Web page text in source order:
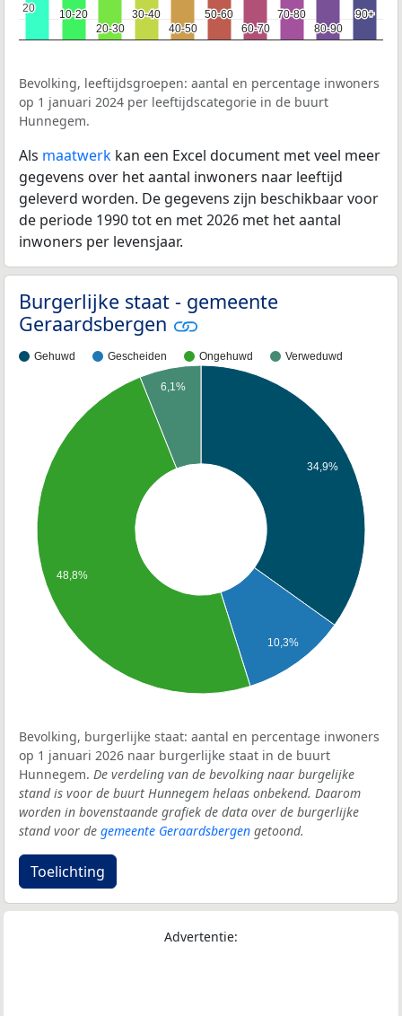
10-20
10-20
20-30
20-30
30-40
30-40
40-50
40-50
50-60
50-60
60-70
60-70
70-80
70-80
80-90
80-90
90+
90+
20
20
Bevolking, leeftijdsgroepen: aantal en percentage inwoners
op 1 januari 2024 per leeftijdscategorie in de buurt
Hunnegem.
Als maatwerk kan een Excel document met veel meer
gegevens over het aantal inwoners naar leeftijd
geleverd worden. De gegevens zijn beschikbaar voor
de periode 1990 tot en met 2026 met het aantal
inwoners per levensjaar.
Burgerlijke staat - gemeente
Geraardsbergen
Gehuwd Gescheiden Ongehuwd Verweduwd
34,9%
10,3%
6,1%
48,8%
Bevolking, burgerlijke staat: aantal en percentage inwoners
op 1 januari 2026 naar burgerlijke staat in de buurt
Hunnegem. De verdeling van de bevolking naar burgelijke
stand is voor de buurt Hunnegem helaas onbekend. Daarom
worden in bovenstaande grafiek de data over de burgerlijke
stand voor de gemeente Geraardsbergen getoond.
Toelichting
Advertentie: